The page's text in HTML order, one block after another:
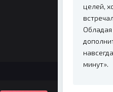
целей,
Обладая
минут».